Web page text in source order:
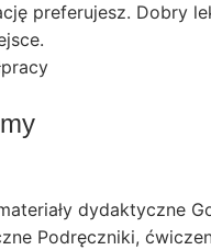
preferujesz. Dobry
dydaktyczne
Podręczniki,